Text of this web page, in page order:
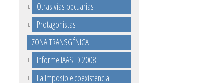
Otras vías pecuarias
Protagonistas
ZONA TRANSGÉNICA
Informe IAASTD 2008
La Imposible coexistencia